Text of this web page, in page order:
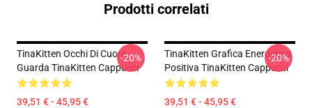
Prodotti correlati
TinaKitten Occhi Di Cuore
Guarda TinaKitten Cappucci
39,51 € - 45,95 €
-20%
TinaKitten Grafica Energetica
Positiva TinaKitten Cappucci
39,51 € - 45,95 €
-20%